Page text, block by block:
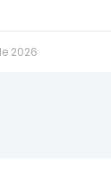
2026